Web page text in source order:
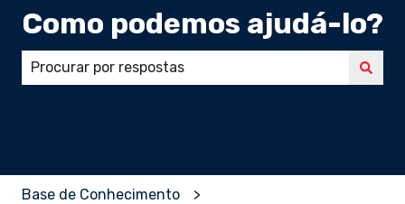
Como podemos ajudá-lo?
Base de Conhecimento